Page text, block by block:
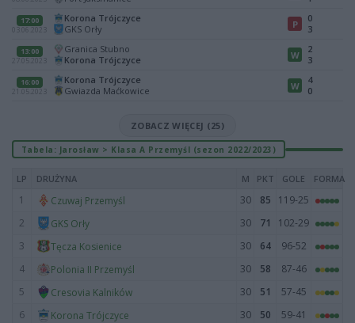
17:00
03.06.2023
Korona Trójczyce
GKS Orły
P
0
3
13:00
27.05.2023
Granica Stubno
Korona Trójczyce
W
2
3
16:00
21.05.2023
Korona Trójczyce
Gwiazda Maćkowice
W
4
0
ZOBACZ WIĘCEJ (25)
Tabela: Jarosław > Klasa A Przemyśl (sezon 2022/2023)
LP DRUŻYNA M PKT GOLE FORMA
1 Czuwaj Przemyśl 30 85
119-25
2
GKS Orły 30 71
102-29
3
Tęcza Kosienice 30 64
96-52
4
Polonia II Przemyśl 30 58
87-46
5
Cresovia Kalników 30 51
57-45
6
Korona Trójczyce 30 50
59-41